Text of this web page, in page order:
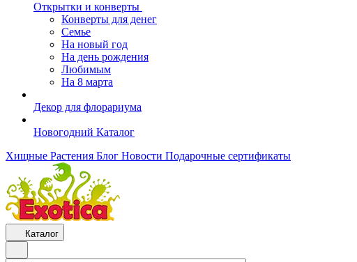
Открытки и конверты
Конверты для денег
Семье
На новый год
На день рождения
Любимым
На 8 марта
Декор для флорариума
Новогодний Каталог
Хищные Растения Блог Новости Подарочные сертификаты
Каталог